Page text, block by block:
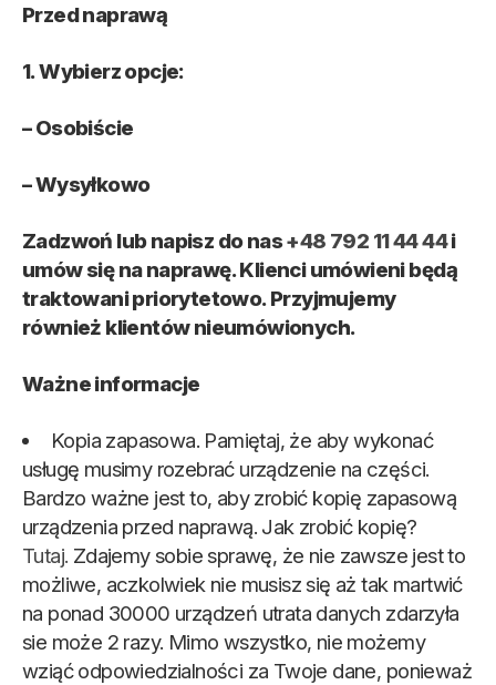
Przed naprawą
1. Wybierz opcje:
– Osobiście
– Wysyłkowo
Zadzwoń lub napisz do nas+48 792 11 44 44i
umów się na naprawę. Klienci umówieni będą
traktowani priorytetowo. Przyjmujemy
również klientów nieumówionych.
Ważne informacje
Kopia zapasowa. Pamiętaj, że aby wykonać
usługę musimy rozebrać urządzenie na części.
Bardzo ważne jest to, aby zrobić kopię zapasową
urządzenia przed naprawą. Jak zrobić kopię?
Tutaj. Zdajemy sobie sprawę, że nie zawsze jest to
możliwe, aczkolwiek nie musisz się aż tak martwić
na ponad 30000 urządzeń utrata danych zdarzyła
sie może 2 razy. Mimo wszystko, nie możemy
wziąć odpowiedzialności za Twoje dane, ponieważ